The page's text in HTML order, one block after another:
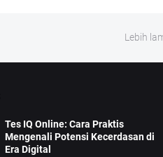
Lebih
Tes IQ Online: Cara Praktis
Mengenali Potensi Kecerdasan di
Era Digital